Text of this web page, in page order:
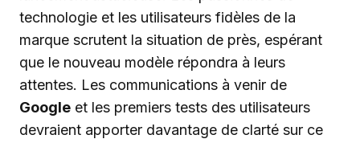
technologie et les utilisateurs fidèles de la
marque scrutent la situation de près, espérant
que le nouveau modèle répondra à leurs
attentes. Les communications à venir de
Google et les premiers tests des utilisateurs
devraient apporter davantage de clarté sur ce